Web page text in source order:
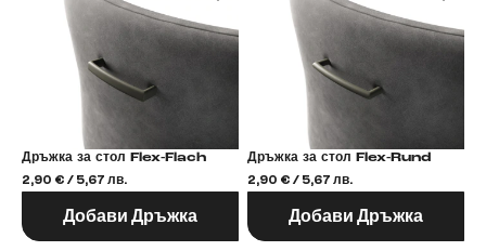
Дръжка за стол Flex-Flach
2,90 € / 5,67 лв.
Добави Дръжка
Дръжка за стол Flex-Rund
2,90 € / 5,67 лв.
Добави Дръжка